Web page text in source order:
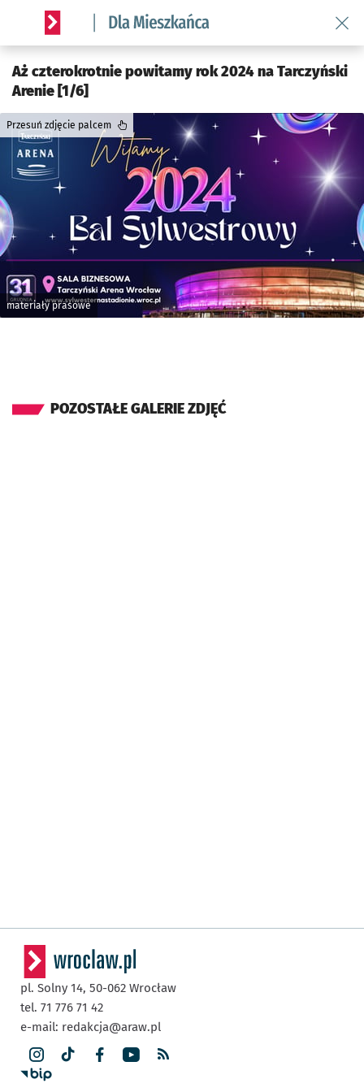
Serwis informacyjny wroclaw.pl podserwis: Dla mieszkańca
Aż czterokrotnie powitamy rok 2024 na Tarczyński
Arenie [1/6]
materiały prasowe
Przesuń zdjęcie palcem
POZOSTAŁE GALERIE ZDJĘĆ
pl. Solny 14, 50-062 Wrocław
tel. 71 776 71 42
e-mail: redakcja@araw.pl